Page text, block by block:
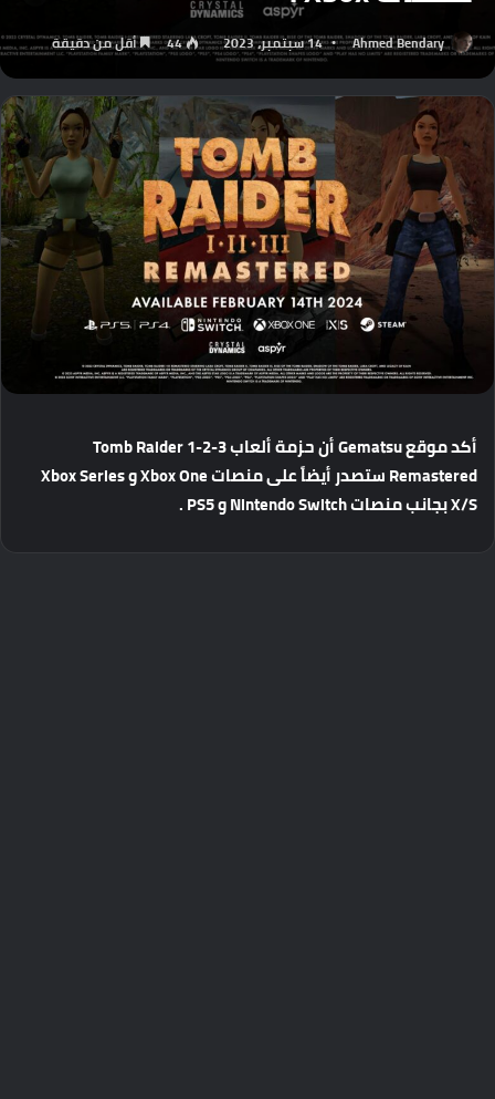
Ahmed Bendary 14 سبتمبر، 2023 44 أقل من دقيقة
أكدموقع أنحزمةألعابTomb Raider 1-2-3
Remasteredستصدرأيضاًعلىمنصات وXbox Series
X/Sبجانبمنصات و